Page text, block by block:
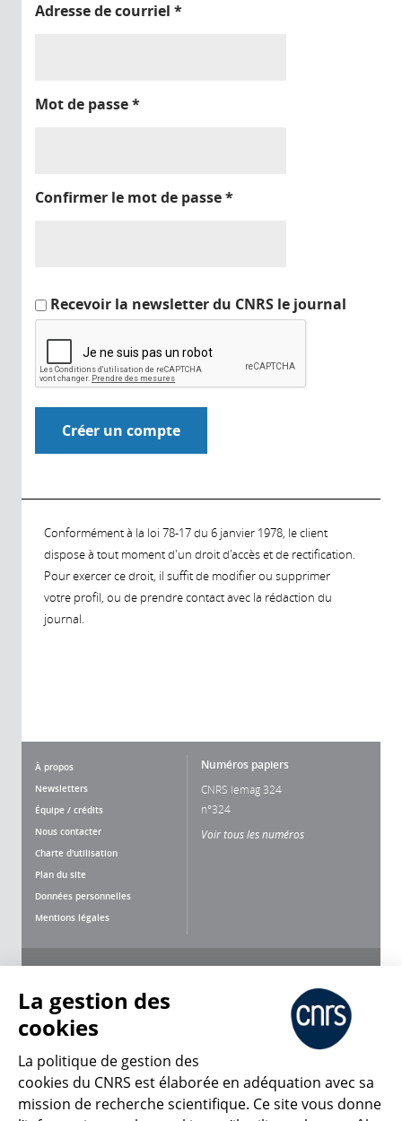
Adresse de courriel *
Mot de passe*
Confirmer le mot de passe*
Recevoir la newsletter du CNRS le journal
Conformément à la loi 78-17 du 6 janvier 1978, le client
dispose à tout moment d'un droit d'accès et de rectification.
Pour exercer ce droit, il suffit de modifier ou supprimer
votre profil, ou de prendre contact avec la rédaction du
journal.
À propos
Newsletters
Équipe / crédits
Nous contacter
Charte d'utilisation
Plan du site
Données personnelles
Mentions légales
Numéros papiers
CNRS lemag 324
n°324
Voir tous les numéros
CNRS Le Mag
La gestion des
cookies
La politique de gestion des
cookies du CNRS est élaborée en adéquation avec sa
mission de recherche scientifique. Ce site vous donne